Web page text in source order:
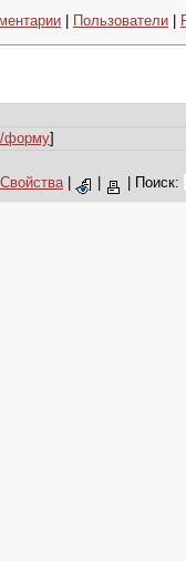
Пользователи
форму]
Свойства| Поиск: